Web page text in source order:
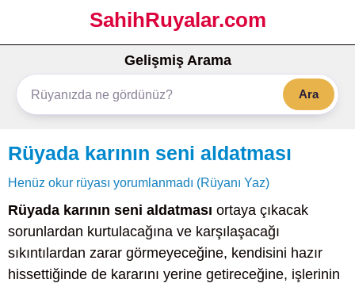
SahihRuyalar.com
Gelişmiş Arama
Ara
Rüyada karının seni aldatması
Henüz okur rüyası yorumlanmadı (Rüyanı Yaz)
Rüyada karının seni aldatması ortaya çıkacak
sorunlardan kurtulacağına ve karşılaşacağı
sıkıntılardan zarar görmeyeceğine, kendisini hazır
hissettiğinde de kararını yerine getireceğine, işlerinin